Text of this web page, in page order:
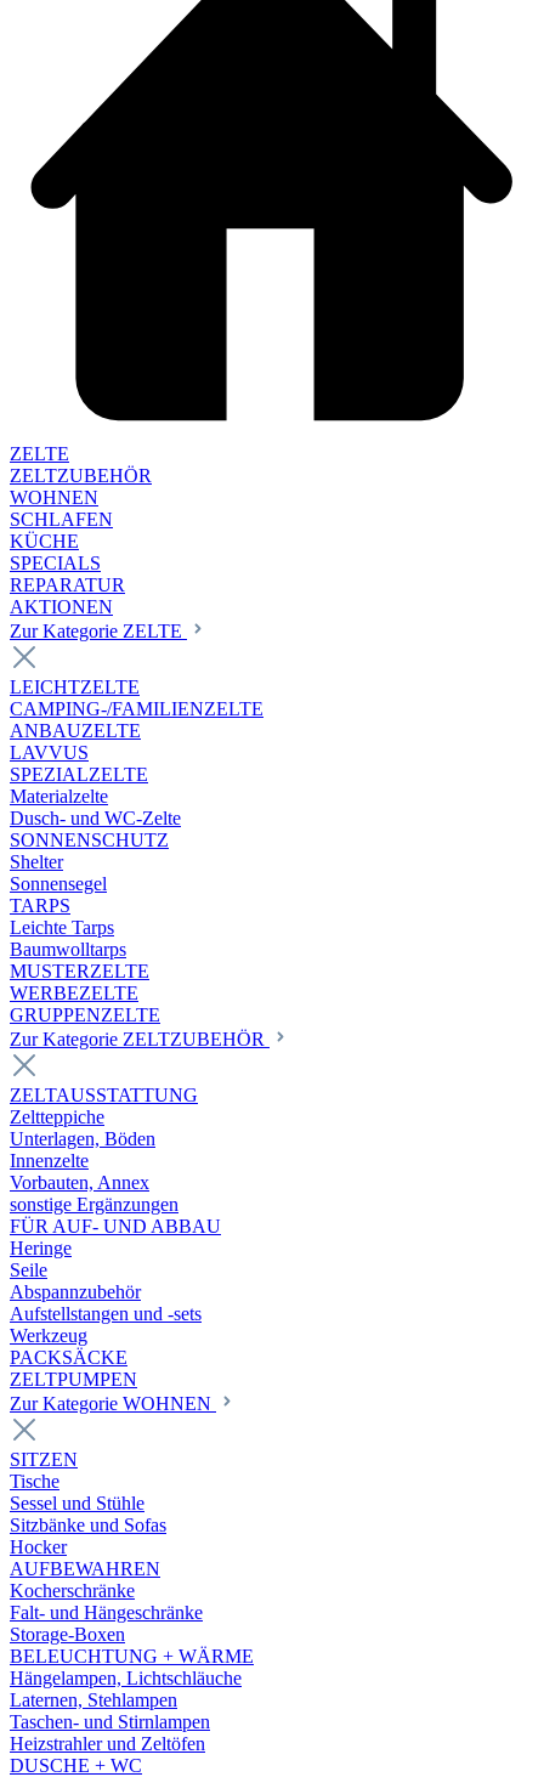
ZELTE
ZELTZUBEHÖR
WOHNEN
SCHLAFEN
KÜCHE
SPECIALS
REPARATUR
AKTIONEN
Zur Kategorie ZELTE
LEICHTZELTE
CAMPING-/FAMILIENZELTE
ANBAUZELTE
LAVVUS
SPEZIALZELTE
Materialzelte
Dusch- und WC-Zelte
SONNENSCHUTZ
Shelter
Sonnensegel
TARPS
Leichte Tarps
Baumwolltarps
MUSTERZELTE
WERBEZELTE
GRUPPENZELTE
Zur Kategorie ZELTZUBEHÖR
ZELTAUSSTATTUNG
Zeltteppiche
Unterlagen, Böden
Innenzelte
Vorbauten, Annex
sonstige Ergänzungen
FÜR AUF- UND ABBAU
Heringe
Seile
Abspannzubehör
Aufstellstangen und -sets
Werkzeug
PACKSÄCKE
ZELTPUMPEN
Zur Kategorie WOHNEN
SITZEN
Tische
Sessel und Stühle
Sitzbänke und Sofas
Hocker
AUFBEWAHREN
Kocherschränke
Falt- und Hängeschränke
Storage-Boxen
BELEUCHTUNG + WÄRME
Hängelampen, Lichtschläuche
Laternen, Stehlampen
Taschen- und Stirnlampen
Heizstrahler und Zeltöfen
DUSCHE + WC